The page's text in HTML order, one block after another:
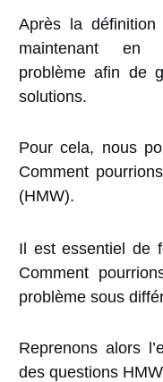
Après la définition
maintenant
problème afin de
solutions.
Pour cela, nous
Comment
(HMW).
Il est essentiel de
Comment
problème sous
Reprenons alors
des questions